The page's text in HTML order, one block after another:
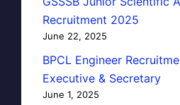
Recruitment 2025
June 22, 2025
BPCL Engineer
Executive & Secretary
June 1, 2025